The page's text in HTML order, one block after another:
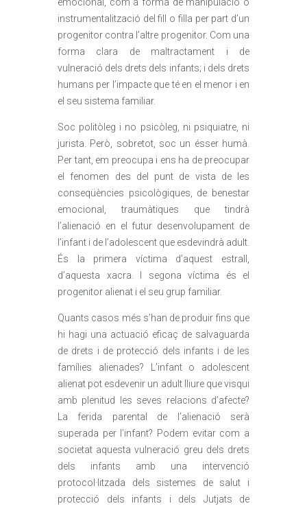
emocional, com a forma de manipulació o
instrumentalització del fill o filla per part d’un
progenitor contra l’altre progenitor. Com una
forma clara de maltractament i de
vulneració dels drets dels infants; i dels drets
humans per l’impacte que té en el menor i en
el seu sistema familiar.
Soc politòleg i no psicòleg, ni psiquiatre, ni
jurista. Però, sobretot, soc un ésser humà.
Per tant, em preocupa i ens ha de preocupar
el fenomen des del punt de vista de les
conseqüències psicològiques, de benestar
emocional, traumàtiques que tindrà
l’alienació en el futur desenvolupament de
l’infant i de l’adolescent que esdevindrà adult.
És la primera víctima d’aquest estrall,
d’aquesta xacra. I segona víctima és el
progenitor alienat i el seu grup familiar.
Quants casos més s’han de produir fins que
hi hagi una actuació eficaç de salvaguarda
de drets i de protecció dels infants i de les
famílies alienades? L’infant o adolescent
alienat pot esdevenir un adult lliure que visqui
amb plenitud les seves relacions d’afecte?
La ferida parental de l’alienació serà
superada per l’infant? Podem evitar com a
societat aquesta vulneració greu dels drets
dels infants amb una intervenció
protocol·litzada dels sistemes de salut i
protecció dels infants i dels Jutjats de